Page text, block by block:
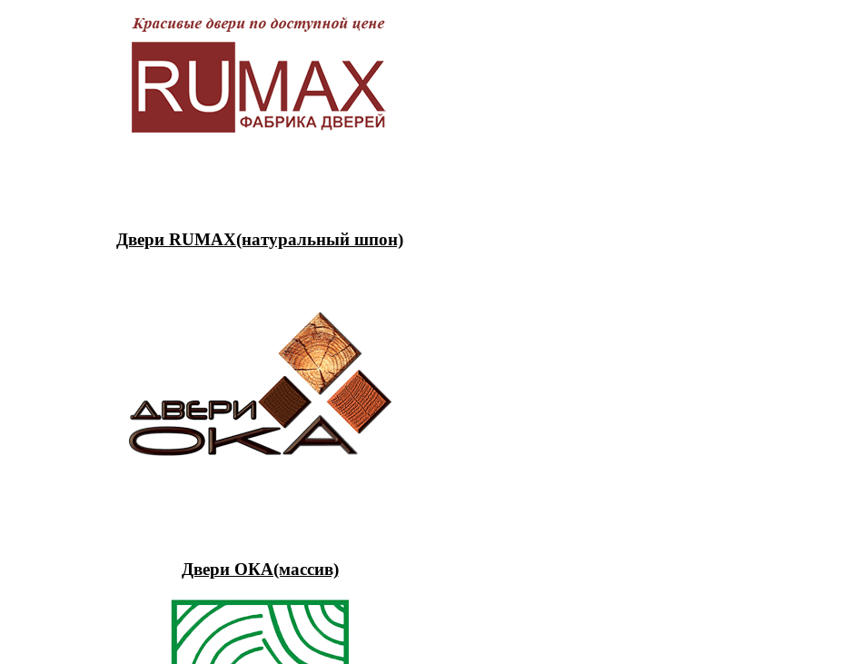
Двери RUMAX(натуральный шпон)
Двери ОКА(массив)